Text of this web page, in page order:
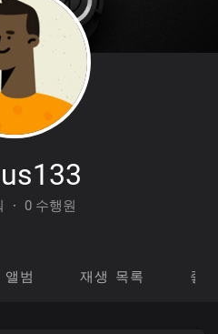
· 0 수행원
앨범 재생 목록 좋